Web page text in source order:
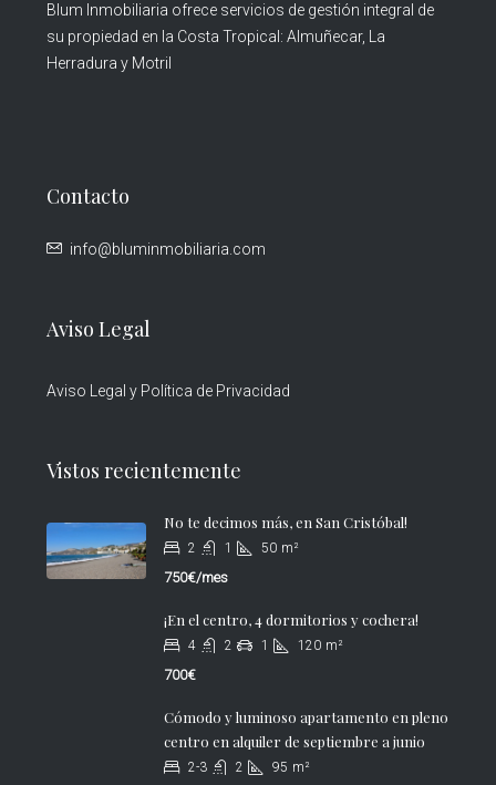
Blum Inmobiliaria ofrece servicios de gestión integral de
su propiedad en la Costa Tropical: Almuñecar, La
Herradura y Motril
Contacto
info@bluminmobiliaria.com
Aviso Legal
Aviso Legal y Política de Privacidad
Vistos recientemente
No te decimos más, en San Cristóbal!
2 1 50 m²
750€/mes
¡En el centro, 4 dormitorios y cochera!
4 2 1 120 m²
700€
Cómodo y luminoso apartamento en pleno
centro en alquiler de septiembre a junio
2-3 2 95 m²